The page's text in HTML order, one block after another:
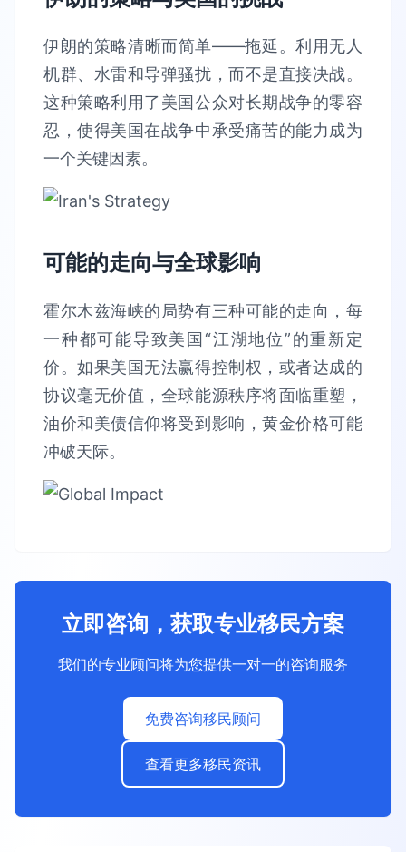
伊朗的策略清晰而简单——拖延。利用无人
机群、水雷和导弹骚扰，而不是直接决战。
这种策略利用了美国公众对长期战争的零容
忍，使得美国在战争中承受痛苦的能力成为
一个关键因素。
可能的走向与全球影响
霍尔木兹海峡的局势有三种可能的走向，每
一种都可能导致美国“江湖地位”的重新定
价。如果美国无法赢得控制权，或者达成的
协议毫无价值，全球能源秩序将面临重塑，
油价和美债信仰将受到影响，黄金价格可能
冲破天际。
立即咨询，获取专业移民方案
我们的专业顾问将为您提供一对一的咨询服务
免费咨询移民顾问
查看更多移民资讯